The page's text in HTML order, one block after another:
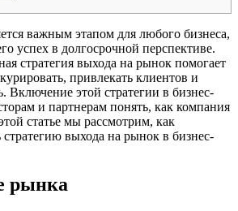
важным этапом для любого бизнеса,
успех в долгосрочной перспективе.
стратегия выхода на рынок помогает
привлекать клиентов и
Включение этой стратегии в бизнес-
и партнерам понять, как компания
статье мы рассмотрим, как
стратегию выхода на рынок в бизнес-
рынка